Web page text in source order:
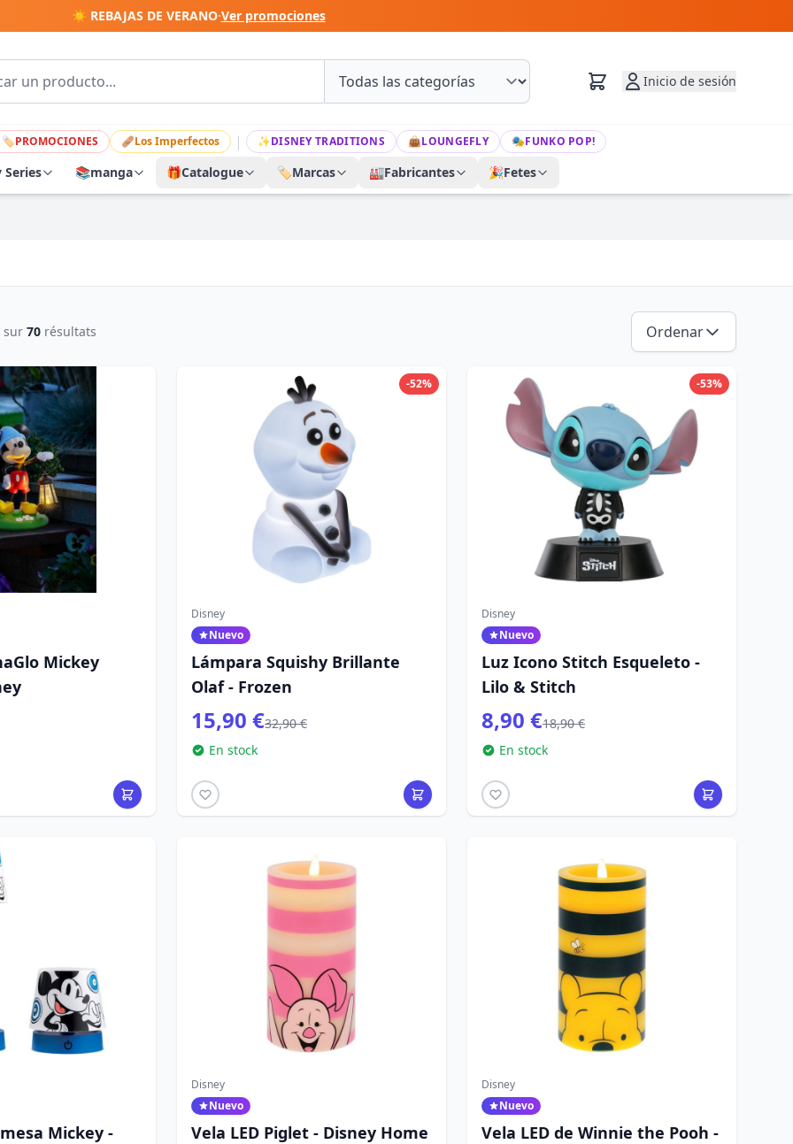
☀️ REBAJAS DE VERANO·Ver promociones
Inicio de sesión
🏷PROMOCIONES 🩹Los Imperfectos | ✨DISNEY TRADITIONS 👜LOUNGEFLY 🎭FUNKO POP!
Series 📚manga 🎁Catalogue 🏷️Marcas 🏭Fabricantes 🎉Fetes
sur 70 résultats Ordenar
Mickey
-52%
Disney
Nuevo
Lámpara Squishy Brillante
Olaf - Frozen
15,90 €32,90 €
En stock
-53%
Disney
Nuevo
Luz Icono Stitch Esqueleto -
Lilo & Stitch
8,90 €18,90 €
En stock
Mickey -
Disney
Nuevo
Vela LED Piglet - Disney Home
Disney
Nuevo
Vela LED de Winnie the Pooh -